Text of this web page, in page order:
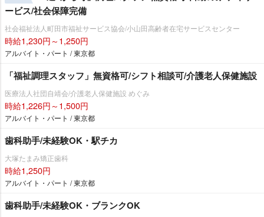
ービス/社会保障完備
社会福祉法人町田市福祉サービス協会/小山田高齢者在宅サービスセンター
時給1,230円～1,250円
アルバイト・パート / 東京都
「福祉調理スタッフ」無資格可/シフト相談可/介護老人保健施設
医療法人社団自靖会/介護老人保健施設 めぐみ
時給1,226円～1,500円
アルバイト・パート / 東京都
歯科助手/未経験OK・駅チカ
大塚たまみ矯正歯科
時給1,250円
アルバイト・パート / 東京都
歯科助手/未経験OK・ブランクOK